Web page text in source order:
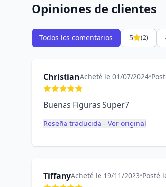
Opiniones de clientes
Todos los comentarios 5 (2)
ChristianAcheté le 01/07/2024•
Buenas Figuras Super7
Reseña traducida - Ver original
TiffanyAcheté le 19/11/2023•Posté